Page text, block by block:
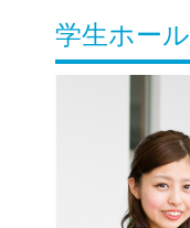
学生ホール